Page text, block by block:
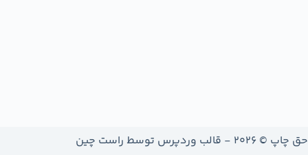
حق چاپ © 2026 - قالب وردپرس توسط راست چین